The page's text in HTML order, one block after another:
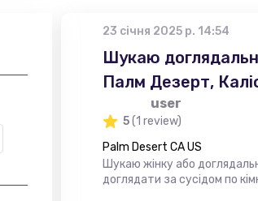
23 січня 2025 р. 14:54
Шукаю
Палм Дезерт,
user
5(1 review)
Palm Desert CA US
Шукаю жінку або
доглядати за сусідом по